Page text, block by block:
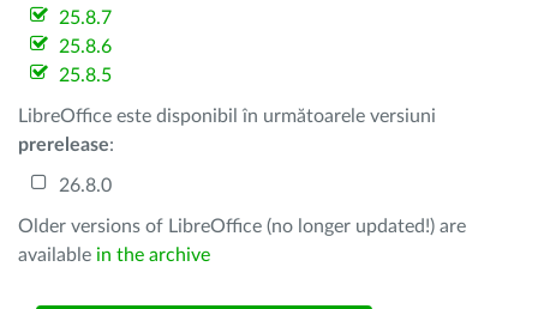
25.8.7
25.8.6
25.8.5
LibreOffice este disponibil în următoarele versiuni
prerelease:
26.8.0
Older versions of LibreOffice (no longer updated!) are
available in the archive